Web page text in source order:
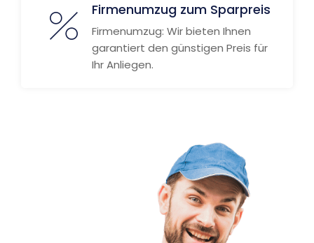
Firmenumzug zum Sparpreis
Firmenumzug: Wir bieten Ihnen
garantiert den günstigen Preis für
Ihr Anliegen.